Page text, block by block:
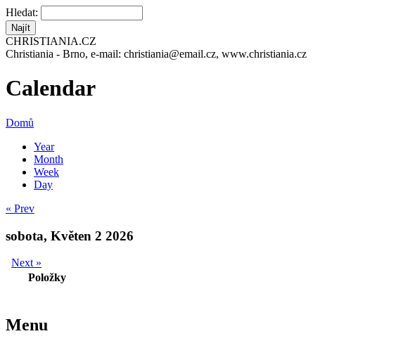
Hledat:
CHRISTIANIA.CZ
Christiania - Brno, e-mail: christiania@email.cz, www.christiania.cz
Calendar
Domů
Year
Month
Week
Day
« Prev
sobota, Květen 2 2026
Next »
Položky
Menu